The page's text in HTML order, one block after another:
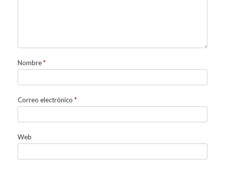
Nombre*
Correo electrónico *
Web